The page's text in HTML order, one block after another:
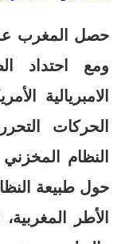
ومع احتداد
الامبريالية
الحركات
النظام
حول طبيعة
الأطر